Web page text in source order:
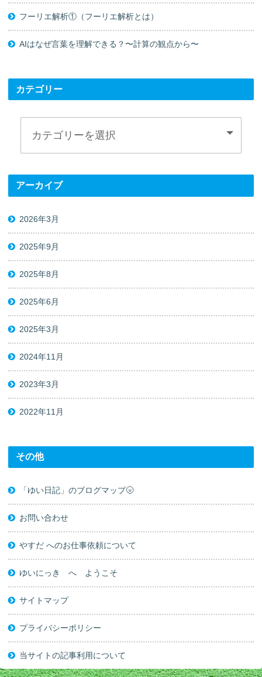
フーリエ解析①（フーリエ解析とは）
AIはなぜ言葉を理解できる？〜計算の観点から〜
カテゴリー
アーカイブ
2026年3月
2025年9月
2025年8月
2025年6月
2025年3月
2024年11月
2023年3月
2022年11月
その他
「ゆい日記」のブログマップ🌝
お問い合わせ
やすだ へのお仕事依頼について
ゆいにっき へ ようこそ
サイトマップ
プライバシーポリシー
当サイトの記事利用について